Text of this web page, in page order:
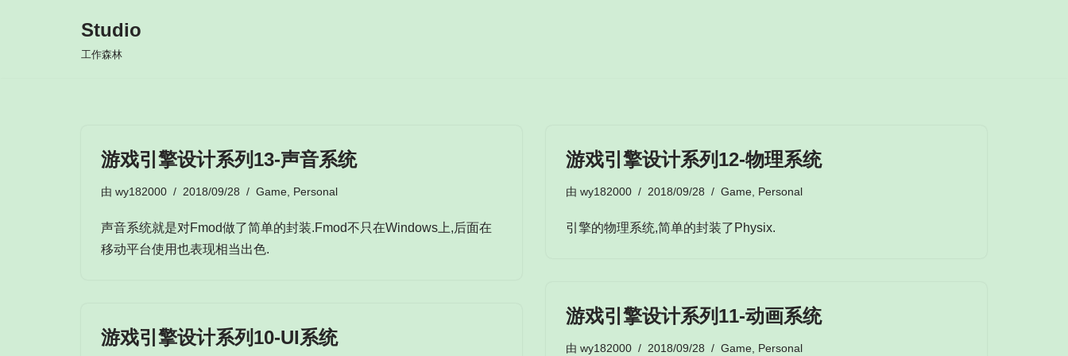
Studio
工作森林
游戏引擎设计系列13-声音系统
由 wy182000 2018/09/28 Game Personal
声音系统就是对Fmod做了简单的封装.Fmod不只在Windows上,后面在
移动平台使用也表现相当出色.
游戏引擎设计系列12-物理系统
由 wy182000 2018/09/28 Game Personal
引擎的物理系统,简单的封装了Physix.
游戏引擎设计系列11-动画系统
由 wy182000 2018/09/28 Game Personal
游戏引擎设计系列10-UI系统